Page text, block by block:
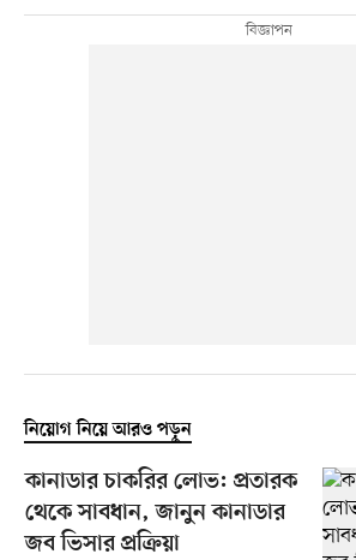
নিয়োগ নিয়ে আরও পড়ুন
কানাডার চাকরির লোভ: প্রতারক
থেকে সাবধান, জানুন কানাডার
জব ভিসার প্রক্রিয়া